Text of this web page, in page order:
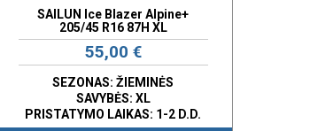
SAILUN Ice Blazer Alpine+
205/45 R16 87H XL
55,00 €
SEZONAS: ŽIEMINĖS
SAVYBĖS: XL
PRISTATYMO LAIKAS: 1-2 D.D.